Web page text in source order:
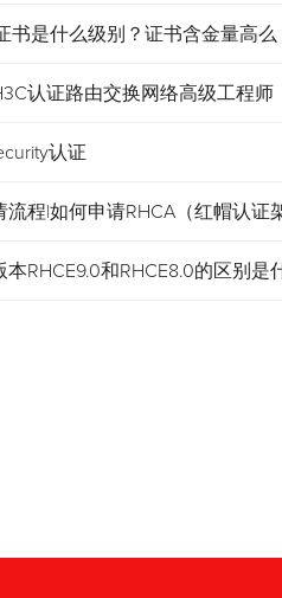
书是什么级别？证书含金量高么
认证路由交换网络高级工程师
认证
流程|如何申请RHCA（红帽认证
RHCE9.0和RHCE8.0的区别是